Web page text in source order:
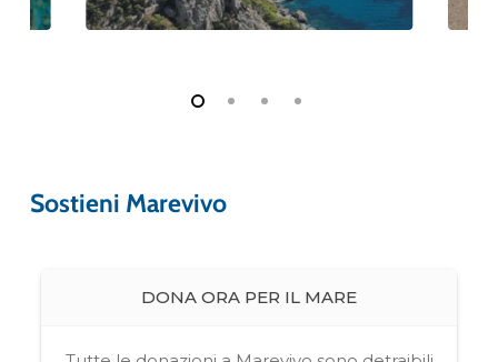
Sostieni Marevivo